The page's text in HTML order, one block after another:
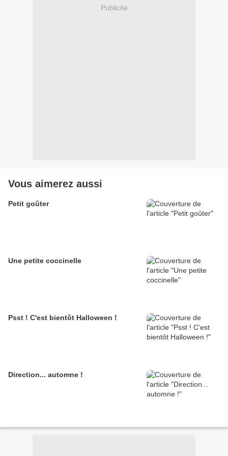
Publicité
Vous aimerez aussi
Petit goûter
Une petite coccinelle
Psst ! C'est bientôt Halloween !
Direction... automne !